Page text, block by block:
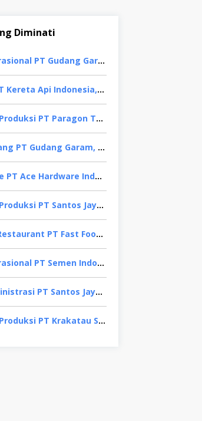
Diminati
Staff Operasional PT Gudang Garam, Sidoarjo
Satpam PT Kereta Api Indonesia,Bogor
Operator Produksi PT Paragon Technology and Innovation, Tangerang
Staff Gudang PT Gudang Garam, Kediri
Crew Store PT Ace Hardware Indonesia, Bekasi
Operator Produksi PT Santos Jaya Abadi, Semarang
Pegawai Restaurant PT Fast Food Indonesia, Surabaya
Staff Operasional PT Semen Indonesia, Tuban
Staff Administrasi PT Santos Jaya Abadi, Sidoarjo
Operator Produksi PT Krakatau Steel, Binjai